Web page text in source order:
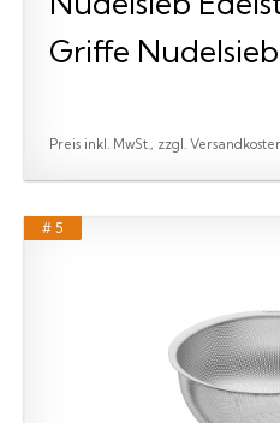
Griffe
Preis inkl. MwSt., zzgl.
# 5